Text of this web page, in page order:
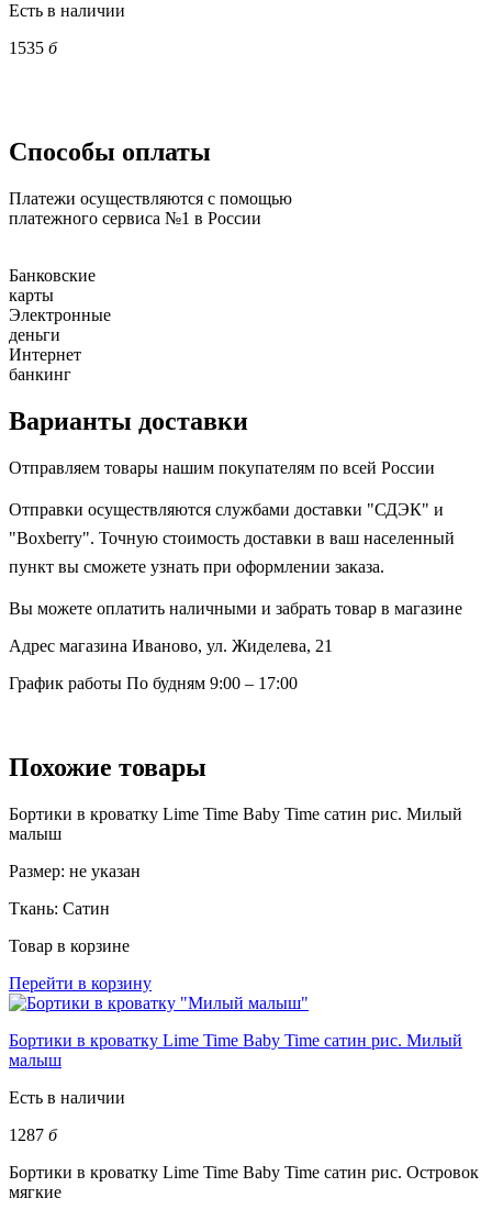
Есть в наличии
1535 б
Способы оплаты
Платежи осуществляются с помощью
платежного сервиса №1 в России
Банковские
карты
Электронные
деньги
Интернет
банкинг
Варианты доставки
Отправляем товары нашим покупателям по всей России
Отправки осуществляются службами доставки "СДЭК" и
"Boxberry". Точную стоимость доставки в ваш населенный
пункт вы сможете узнать при оформлении заказа.
Вы можете оплатить наличными и забрать товар в магазине
Адрес магазина Иваново, ул. Жиделева, 21
График работы По будням 9:00 – 17:00
Похожие товары
Бортики в кроватку Lime Time Baby Time сатин рис. Милый
малыш
Размер: не указан
Ткань: Сатин
Товар в корзине
Перейти в корзину
Бортики в кроватку Lime Time Baby Time сатин рис. Милый
малыш
Есть в наличии
1287 б
Бортики в кроватку Lime Time Baby Time сатин рис. Островок
мягкие